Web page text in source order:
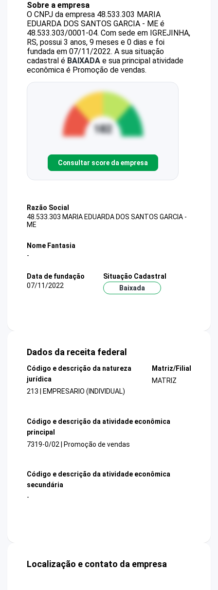
Sobre a empresa
O CNPJ da empresa 48.533.303 MARIA
EDUARDA DOS SANTOS GARCIA - ME é
48.533.303/0001-04. Com sede em IGREJINHA,
RS, possui 3 anos, 9 meses e 0 dias e foi
fundada em 07/11/2022. A sua situação
cadastral é BAIXADA e sua principal atividade
econômica é Promoção de vendas.
Consultar score da empresa
Razão Social
48.533.303 MARIA EDUARDA DOS SANTOS GARCIA -
ME
Nome Fantasia
-
Data de fundação
07/11/2022
Situação Cadastral
Baixada
Dados da receita federal
Código e descrição da natureza
jurídica
213 | EMPRESARIO (INDIVIDUAL)
Matriz/Filial
MATRIZ
Código e descrição da atividade econômica
principal
7319-0/02 | Promoção de vendas
Código e descrição da atividade econômica
secundária
-
Localização e contato da empresa